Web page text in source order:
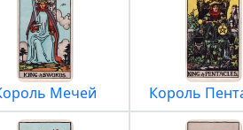
Мечей Король